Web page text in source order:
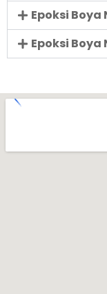
Epoksi Boya
Epoksi Boya